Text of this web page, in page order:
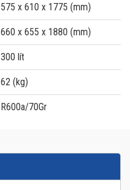
575 x 610 x 1775 (mm)
660 x 655 x 1880 (mm)
300 lít
62 (kg)
R600a/70Gr